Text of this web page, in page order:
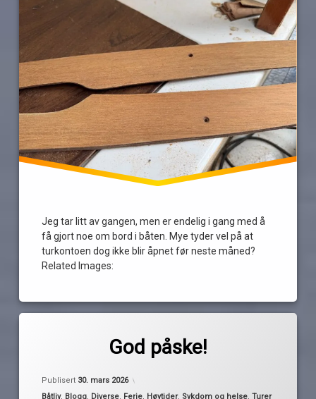
Jeg tar litt av gangen, men er endelig i gang med å
få gjort noe om bord i båten. Mye tyder vel på at
turkontoen dog ikke blir åpnet før neste måned?
Related Images:
God påske!
Publisert 30. mars 2026
Kategorier:
Båtliv, Blogg, Diverse, Ferie, Høytider, Sykdom og helse,Turer
påske
påske!